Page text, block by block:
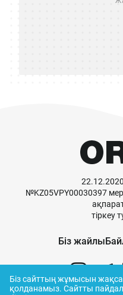
№KZ05VPY00030397
тіркеу
Біз жайлы
Біз сайттың жұмысын
қолданамыз. Сайтты